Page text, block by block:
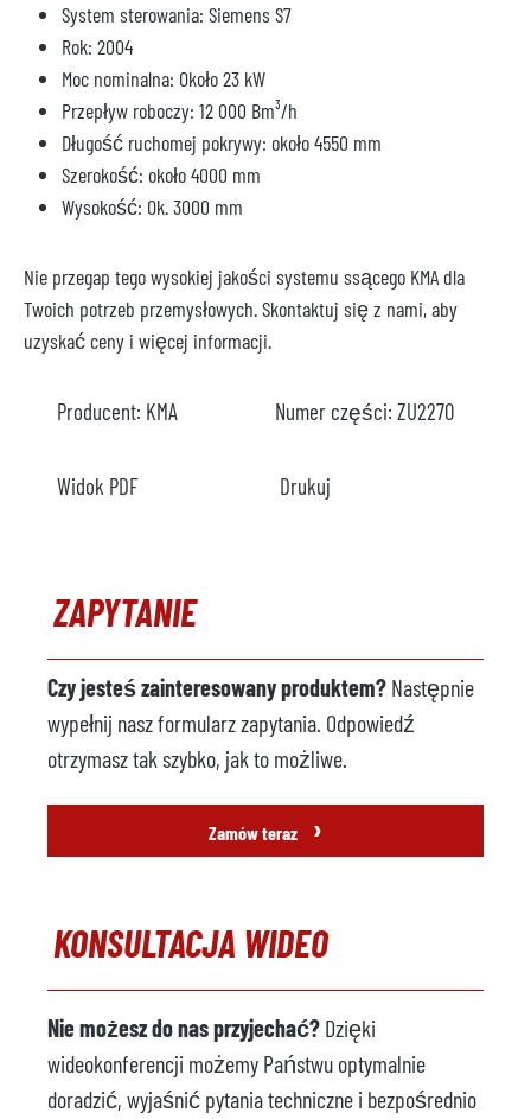
System sterowania: Siemens S7
Rok: 2004
Moc nominalna: Około 23 kW
Przepływ roboczy: 12 000 Bm³/h
Długość ruchomej pokrywy: około 4550 mm
Szerokość: około 4000 mm
Wysokość: Ok. 3000 mm
Nie przegap tego wysokiej jakości systemu ssącego KMA dla
Twoich potrzeb przemysłowych. Skontaktuj się z nami, aby
uzyskać ceny i więcej informacji.
Producent: KMA Numer części: ZU2270
Widok PDF Drukuj
ZAPYTANIE
Czy jesteś zainteresowany produktem? Następnie
wypełnij nasz formularz zapytania. Odpowiedź
otrzymasz tak szybko, jak to możliwe.
Zamów teraz ›
KONSULTACJA WIDEO
Nie możesz do nas przyjechać? Dzięki
wideokonferencji możemy Państwu optymalnie
doradzić, wyjaśnić pytania techniczne i bezpośrednio